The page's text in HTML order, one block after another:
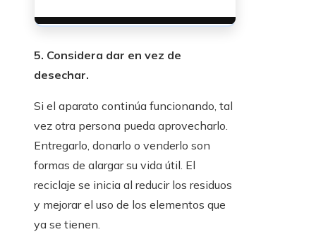
5. Considera dar en vez de
desechar.
Si el aparato continúa funcionando, tal
vez otra persona pueda aprovecharlo.
Entregarlo, donarlo o venderlo son
formas de alargar su vida útil. El
reciclaje se inicia al reducir los residuos
y mejorar el uso de los elementos que
ya se tienen.